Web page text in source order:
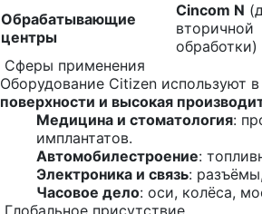
Обрабатывающие
центры
Cincom N
вторичной
обработки)
Сферы применения
Оборудование Citizen используют
поверхности и высокая
Медицина и стоматология:
имплантатов.
Автомобилестроение:
Электроника и связь:
Часовое дело: оси, колёса,
Глобальное присутствие